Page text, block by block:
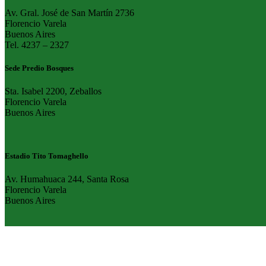
Av. Gral. José de San Martín 2736
Florencio Varela
Buenos Aires
Tel. 4237 – 2327
Sede Predio Bosques
Sta. Isabel 2200, Zeballos
Florencio Varela
Buenos Aires
Estadio Tito Tomaghello
Av. Humahuaca 244, Santa Rosa
Florencio Varela
Buenos Aires